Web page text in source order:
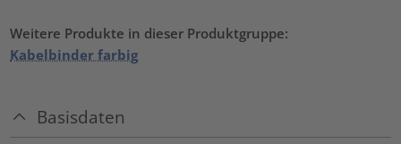
Weitere Produkte in dieser Produktgruppe:
Kabelbinder farbig
Basisdaten